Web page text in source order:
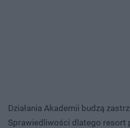
Działania Akademii budzą
Sprawiedliwości dlatego resort